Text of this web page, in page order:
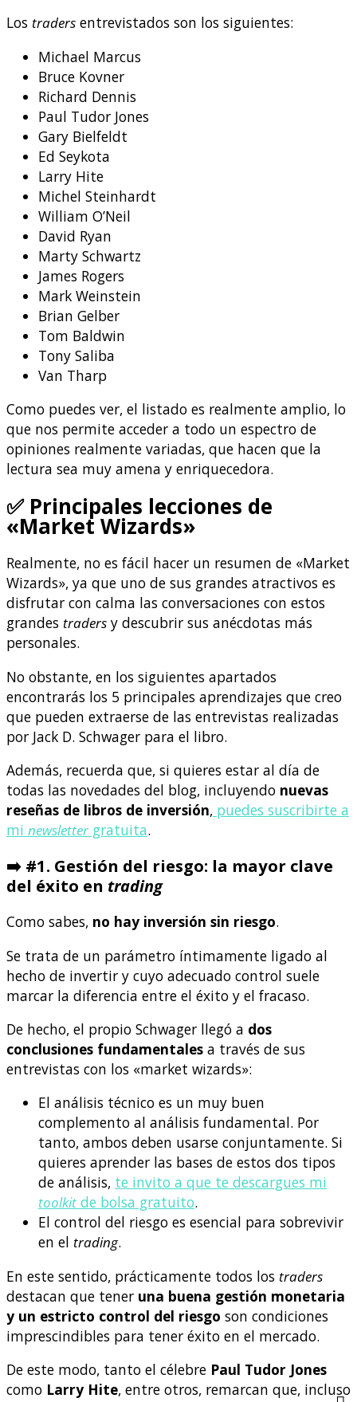
Los traders entrevistados son los siguientes:
Michael Marcus
Bruce Kovner
Richard Dennis
Paul Tudor Jones
Gary Bielfeldt
Ed Seykota
Larry Hite
Michel Steinhardt
William O’Neil
David Ryan
Marty Schwartz
James Rogers
Mark Weinstein
Brian Gelber
Tom Baldwin
Tony Saliba
Van Tharp
Como puedes ver, el listado es realmente amplio, lo
que nos permite acceder a todo un espectro de
opiniones realmente variadas, que hacen que la
lectura sea muy amena y enriquecedora.
✅Principales lecciones de
«Market Wizards»
Realmente, no es fácil hacer un resumen de «Market
Wizards», ya que uno de sus grandes atractivos es
disfrutar con calma las conversaciones con estos
grandes traders y descubrir sus anécdotas más
personales.
No obstante, en los siguientes apartados
encontrarás los 5 principales aprendizajes que creo
que pueden extraerse de las entrevistas realizadas
por Jack D. Schwager para el libro.
Además, recuerda que, si quieres estar al día de
todas las novedades del blog, incluyendo nuevas
reseñas de libros de inversión, puedes suscribirte a
mi newsletter gratuita.
➡️ #1. Gestión del riesgo: la mayor clave
del éxito en trading
Como sabes, no hay inversión sin riesgo.
Se trata de un parámetro íntimamente ligado al
hecho de invertir y cuyo adecuado control suele
marcar la diferencia entre el éxito y el fracaso.
De hecho, el propio Schwager llegó a dos
conclusiones fundamentales a través de sus
entrevistas con los «market wizards»:
El análisis técnico es un muy buen
complemento al análisis fundamental. Por
tanto, ambos deben usarse conjuntamente. Si
quieres aprender las bases de estos dos tipos
de análisis, te invito a que te descargues mi
toolkit de bolsa gratuito.
El control del riesgo es esencial para sobrevivir
en el trading.
En este sentido, prácticamente todos los traders
destacan que tener una buena gestión monetaria
y un estricto control del riesgo son condiciones
imprescindibles para tener éxito en el mercado.
De este modo, tanto el célebre Paul Tudor Jones
como Larry Hite, entre otros, remarcan que, incluso